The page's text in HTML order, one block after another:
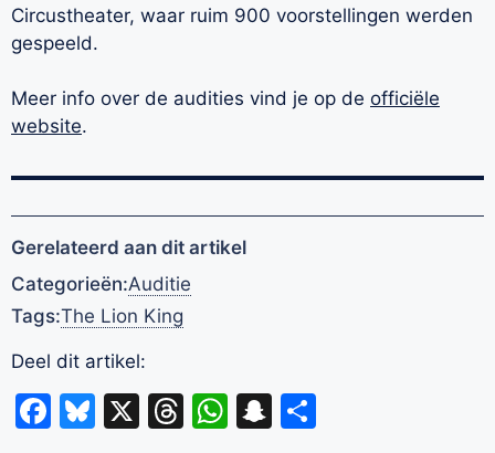
Circustheater, waar ruim 900 voorstellingen werden
gespeeld.
Meer info over de audities vind je op de officiële
website.
Gerelateerd aan dit artikel
Categorieën:Auditie
Tags:The Lion King
Deel dit artikel:
Facebook
Bluesky
X Threads
WhatsApp
Snapchat